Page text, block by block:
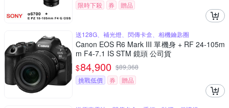
限時下殺
券 贈品
送128G、補光燈、閃傳卡盒、相機鑰匙圈
Canon EOS R6 Mark III 單機身 + RF 24-105m
m F4-7.1 IS STM 鏡頭 公司貨
$84,900 $89,368
挑戰低價
券 贈品